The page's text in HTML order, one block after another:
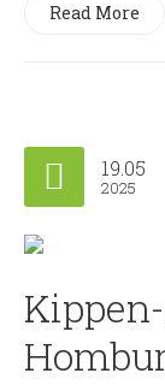
Read More
19.05
2025